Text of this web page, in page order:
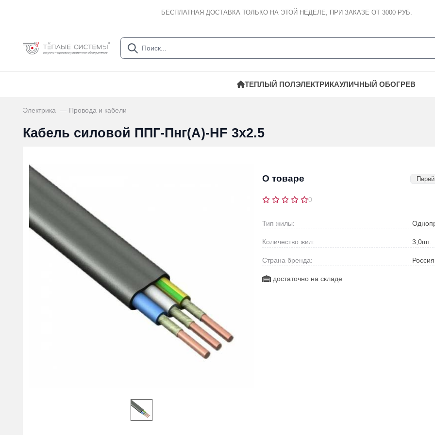
БЕСПЛАТНАЯ ДОСТАВКА ТОЛЬКО НА ЭТОЙ НЕДЕЛЕ, ПРИ ЗАКАЗЕ ОТ 3000 РУБ.
ТЕПЛЫЙ ПОЛЭЛЕКТРИКАУЛИЧНЫЙ ОБОГРЕВ
Электрика Провода и кабели
Кабель силовой ППГ-Пнг(А)-HF 3х2.5
О товаре
0
Тип жилы:
Количество жил: 3,0шт.
Страна бренда: Россия
достаточно на складе